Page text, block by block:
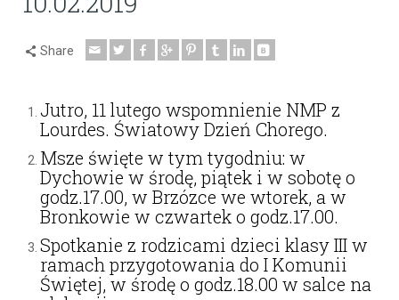
Share
Jutro, 11 lutego wspomnienie NMP z
Lourdes. Światowy Dzień Chorego.
Msze święte w tym tygodniu: w
Dychowie w środę, piątek i w sobotę o
godz.17.00, w Brzózce we wtorek, a w
Bronkowie w czwartek o godz.17.00.
Spotkanie z rodzicami dzieci klasy III w
ramach przygotowania do I Komunii
Świętej, w środę o godz.18.00 w salce na